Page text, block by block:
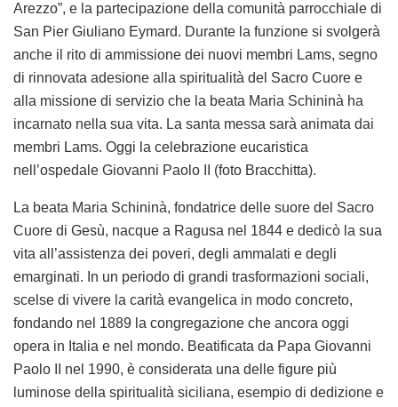
Arezzo”, e la partecipazione della comunità parrocchiale di
San Pier Giuliano Eymard. Durante la funzione si svolgerà
anche il rito di ammissione dei nuovi membri Lams, segno
di rinnovata adesione alla spiritualità del Sacro Cuore e
alla missione di servizio che la beata Maria Schininà ha
incarnato nella sua vita. La santa messa sarà animata dai
membri Lams. Oggi la celebrazione eucaristica
nell’ospedale Giovanni Paolo II (foto Bracchitta).
La beata Maria Schininà, fondatrice delle suore del Sacro
Cuore di Gesù, nacque a Ragusa nel 1844 e dedicò la sua
vita all’assistenza dei poveri, degli ammalati e degli
emarginati. In un periodo di grandi trasformazioni sociali,
scelse di vivere la carità evangelica in modo concreto,
fondando nel 1889 la congregazione che ancora oggi
opera in Italia e nel mondo. Beatificata da Papa Giovanni
Paolo II nel 1990, è considerata una delle figure più
luminose della spiritualità siciliana, esempio di dedizione e